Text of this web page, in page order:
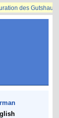
des Gutshauses